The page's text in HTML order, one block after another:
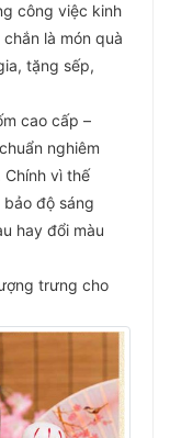
công việc kinh
là món quà
tặng sếp,
cao cấp –
nghiêm
vì thế
độ sáng
hay đổi màu
trưng cho